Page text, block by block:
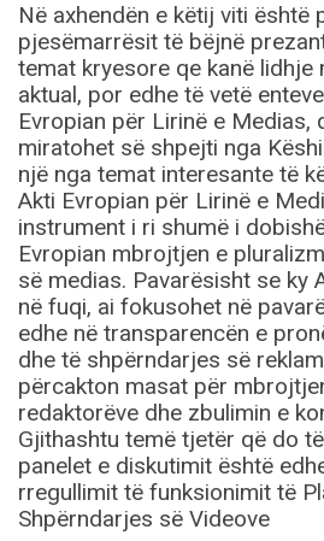
Në axhendën e këtij viti është
pjesëmarrësit të bëjnë
temat kryesore qe kanë lidhje
aktual, por edhe të vetë
Evropian për Lirinë e Medias,
miratohet së shpejti nga
një nga temat interesante të
Akti Evropian për Lirinë e
instrument i ri shumë i
Evropian mbrojtjen e
së medias. Pavarësisht se ky
në fuqi, ai fokusohet në
edhe në transparencën e
dhe të shpërndarjes së
përcakton masat për
redaktorëve dhe zbulimin e
Gjithashtu temë tjetër që do
panelet e diskutimit është
rregullimit të funksionimit të
Shpërndarjes së Videove